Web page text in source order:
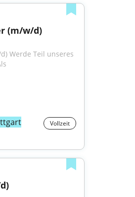
(m/w/d)
Werde Teil unseres
Vollzeit